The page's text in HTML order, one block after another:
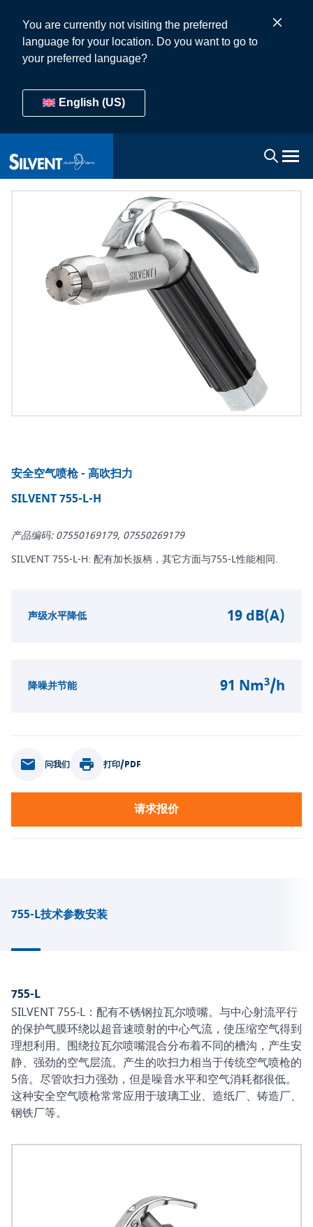
You are currently not visiting the preferred
language for your location. Do you want to go to
your preferred language?
English (US)
安全空气喷枪 - 高吹扫力
SILVENT 755-L-H
产品编码: 07550169179, 07550269179
SILVENT 755-L-H: 配有加长扳柄，其它方面与755-L性能相同.
声级水平降低 19 dB(A)
降噪并节能 91 Nm3/h
问我们 打印/PDF
请求报价
755-L技术参数安装
755-L
SILVENT 755-L：配有不锈钢拉瓦尔喷嘴。与中心射流平行
的保护气膜环绕以超音速喷射的中心气流，使压缩空气得到
理想利用。围绕拉瓦尔喷嘴混合分布着不同的槽沟，产生安
静、强劲的空气层流。产生的吹扫力相当于传统空气喷枪的
5倍。尽管吹扫力强劲，但是噪音水平和空气消耗都很低。
这种安全空气喷枪常常应用于玻璃工业、造纸厂、铸造厂、
钢铁厂等。